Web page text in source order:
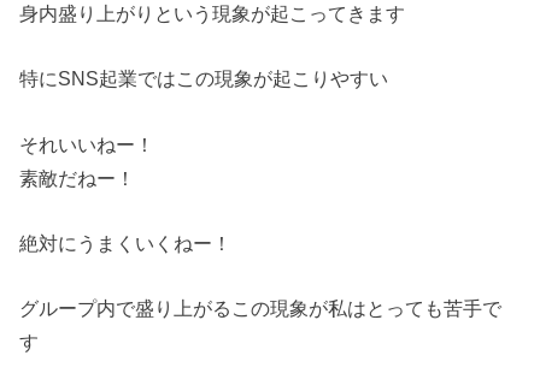
身内盛り上がりという現象が起こってきます
特にSNS起業ではこの現象が起こりやすい
それいいねー！
素敵だねー！
絶対にうまくいくねー！
グループ内で盛り上がるこの現象が私はとっても苦手で
す